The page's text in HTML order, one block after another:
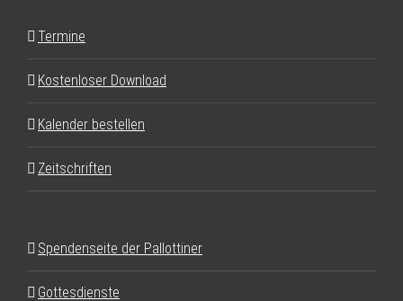
Termine
Kostenloser Download
Kalender bestellen
Zeitschriften
Spendenseite der Pallottiner
Gottesdienste